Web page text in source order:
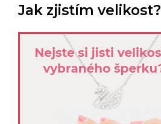
Jak zjistím velikost?